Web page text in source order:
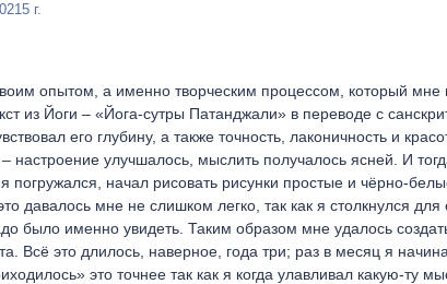
5 г.
опытом, а именно творческим процессом, который мне
из Йоги – «Йога-сутры Патанджали» в переводе с
его глубину, а также точность, лаконичность и
настроение улучшалось, мыслить получалось ясней. И
погружался, начал рисовать рисунки простые и чёрно-
давалось мне не слишком легко, так как я столкнулся
было именно увидеть. Таким образом мне удалось
Всё это длилось, наверное, года три; раз в месяц я
это точнее так как я когда улавливал какую-ту